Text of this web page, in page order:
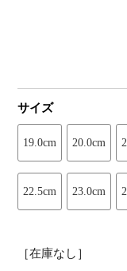
サイズ
19.0cm 20.0cm
22.5cm 23.0cm
［在庫なし］